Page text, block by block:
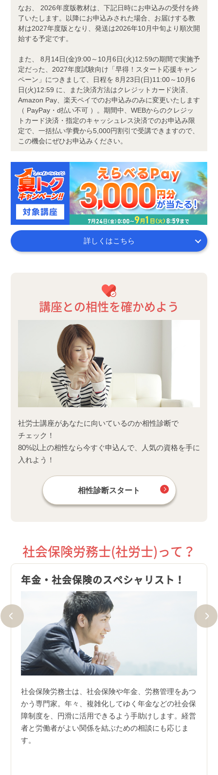
なお、 2026年度版教材は、下記日時にお申込みの受付を終
了いたします。以降にお申込みされた場合、お届けする教
材は2027年度版となり、発送は2026年10月中旬より順次開
始する予定です。
また、 8月14日(金)9:00～10月6日(火)12:59の期間で実施予
定だった、2027年度試験向け「早得！スタート応援キャン
ペーン」につきまして、日程を 8月23日(日)11:00～10月6
日(火)12:59 に、また決済方法はクレジットカード決済、
Amazon Pay、楽天ペイでのお申込みのみに変更いたします
（ PayPay・d払い不可 ）。期間中、WEBからのクレジッ
トカード決済・指定のキャッシュレス決済でのお申込み限
定で、一括払い学費から5,000円割引で受講できますので、
この機会にぜひお申込みください。
詳しくはこちら
講座との相性を確かめよう
社労士講座があなたに向いているのか相性診断で
チェック！
80%以上の相性なら今すぐ申込んで、人気の資格を手に
入れよう！
相性診断スタート
社会保険労務士(社労士)って？
年金・社会保険のスペシャリスト！
社会保険労務士は、社会保険や年金、労務管理をあつ
かう専門家。年々、複雑化してゆく年金などの社会保
障制度を、円滑に活用できるよう手助けします。経営
者と労働者がよい関係を結ぶための相談にも応じま
す。